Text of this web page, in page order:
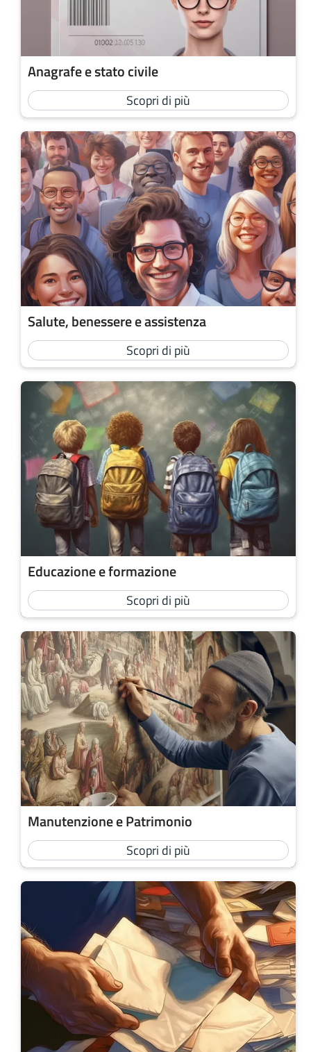
Anagrafe e stato civile
Scopri di più
Salute, benessere e assistenza
Scopri di più
Educazione e formazione
Scopri di più
Manutenzione e Patrimonio
Scopri di più